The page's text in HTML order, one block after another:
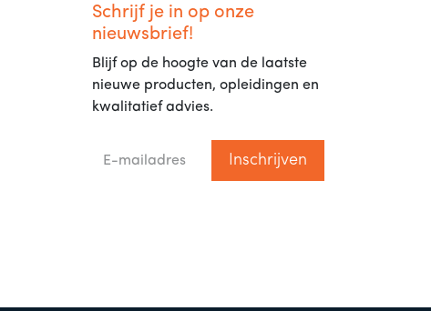
Schrijf je in op onze
nieuwsbrief!
Blijf op de hoogte van de laatste
nieuwe producten, opleidingen en
kwalitatief advies.
Inschrijven